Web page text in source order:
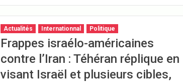
Actualités Internationnal Politique
Frappes israélo-américaines
contre l’Iran : Téhéran réplique en
visant Israël et plusieurs cibles,